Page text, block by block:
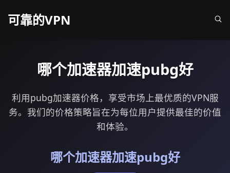
可靠的VPN
哪个加速器加速pubg好
利用pubg加速器价格，享受市场上最优质的VPN服
务。我们的价格策略旨在为每位用户提供最佳的价值
和体验。
哪个加速器加速pubg好